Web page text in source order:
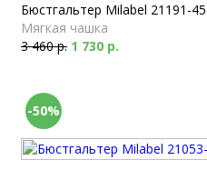
Бюстгальтер Milabel 21191-45
Мягкая чашка
3 460 р. 1 730 р.
-50%